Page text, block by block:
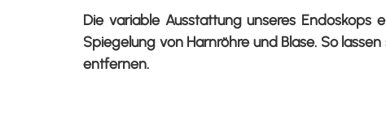
Die variable Ausstattung unseres
Spiegelung von Harnröhre und Blase. So
entfernen.